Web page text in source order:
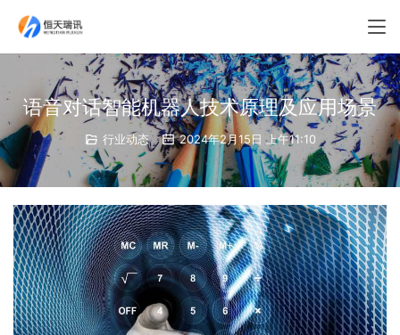
语音对话智能机器人技术原理及应用场景
行业动态 2024年2月15日 上午11:10